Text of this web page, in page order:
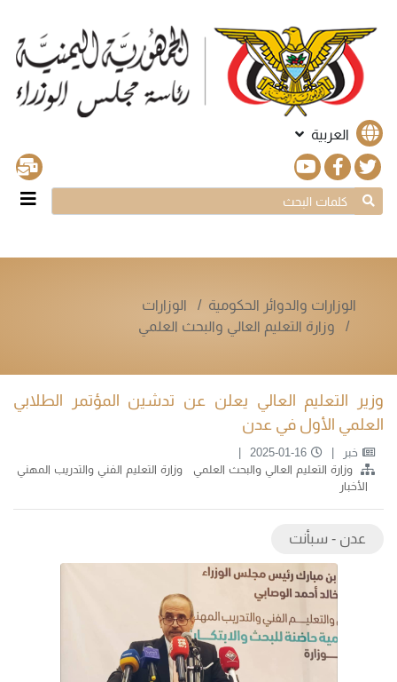
العربية
الوزارات والدوائر الحكومية
الوزارات
وزارة التعليم العالي والبحث العلمي
وزير التعليم العالي يعلن عن تدشين المؤتمر الطلابي
العلمي الأول في عدن
خبر
2025-01-16
وزارة التعليم العالي والبحث العلمي
وزارة التعليم الفني والتدريب المهني
الأخبار
عدن - سبأنت